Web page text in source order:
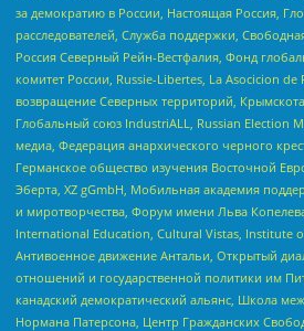
за демократию в России, Настоящая Россия,
расследователей, Служба поддержки,
Россия Северный Рейн-Вестфалия, Фонд
комитет России, Russie-Libertes, La Asocicion de
возвращение Северных территорий,
Глобальный союз IndustriALL, Russian Election
медиа, Федерация анархического черного
Германское общество изучения Восточной
Эберта, XZ gGmbH, Мобильная академия
и миротворчества, Форум имени Льва
International Education, Cultural Vistas, Institute
Антивоенное движение Антальи, Открытый
отношений и государственной политики им
канадский демократический альянс, Школа
Нормана Патерсона, Центр Гражданских